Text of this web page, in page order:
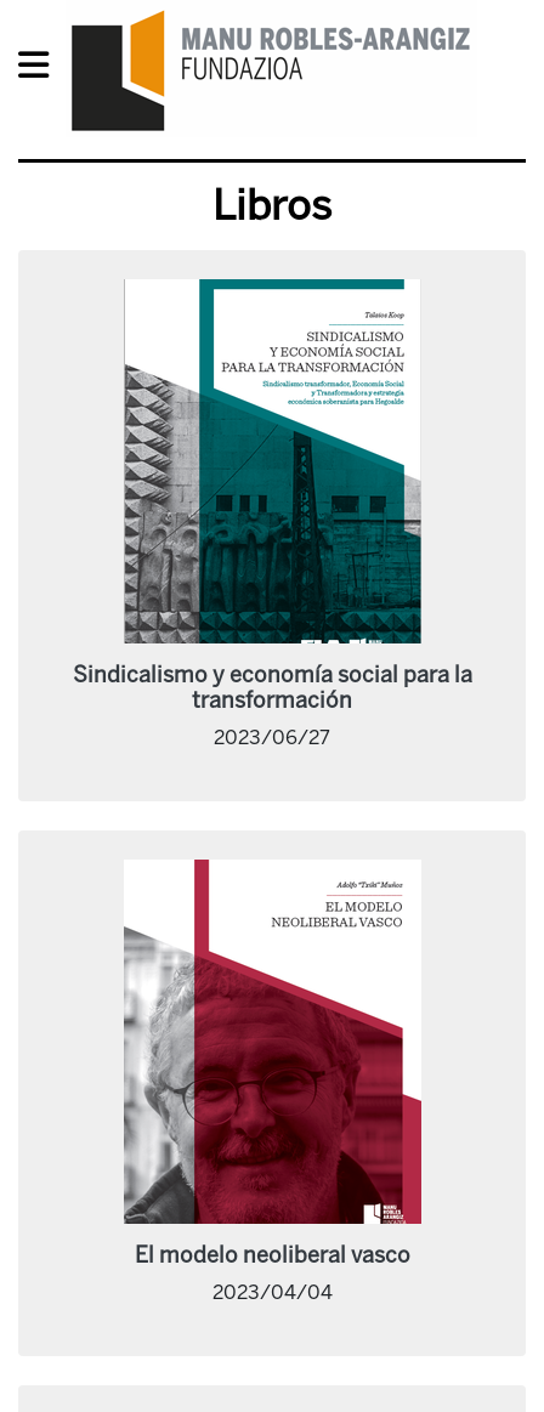
Libros
Sindicalismo y economía social para la
transformación
2023/06/27
El modelo neoliberal vasco
2023/04/04